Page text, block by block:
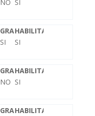
NO SI
GRADO
SI
HABILITADO
SI
GRADO
NO
HABILITADO
SI
GRADOHABILITADO